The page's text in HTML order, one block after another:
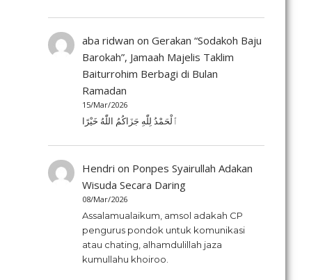
aba ridwan on Gerakan “Sodakoh Baju
Barokah”, Jamaah Majelis Taklim
Baiturrohim Berbagi di Bulan
Ramadan
15/Mar/2026
ٱلْحَمْدُ لِلّٰهِ جَزَاكُمُ اللّٰهُ خَيْرًا
Hendri on Ponpes Syairullah Adakan
Wisuda Secara Daring
08/Mar/2026
Assalamualaikum, amsol adakah CP
pengurus pondok untuk komunikasi
atau chating, alhamdulillah jaza
kumullahu khoiroo.